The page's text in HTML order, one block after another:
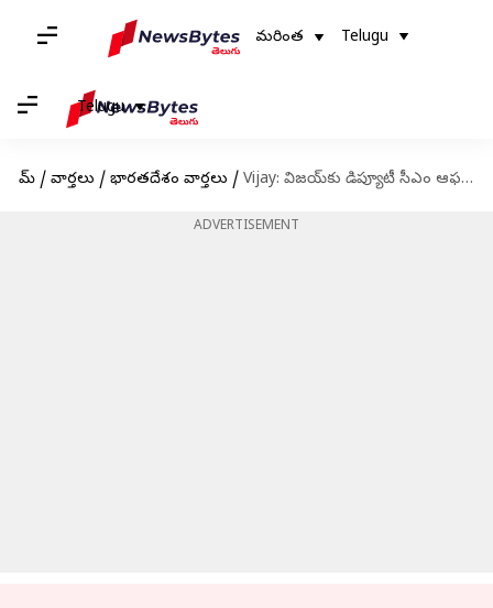
మరింత Telugu
Telugu
హోమ్ / వార్తలు / భారతదేశం వార్తలు / Vijay: విజయ్‌కు డిప్యూటీ సీఎం ఆఫర్‌..? తమిళనాడు రాజకీయాల్లో కొత్త చర్చ!
ADVERTISEMENT